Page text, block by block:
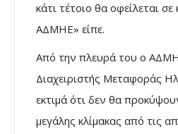
κάτι τέτοιο θα οφείλεται σε
ΑΔΜΗΕ» είπε.
Από την πλευρά του ο
Διαχειριστής Μεταφοράς
εκτιμά ότι δεν θα
μεγάλης κλίμακας από τις